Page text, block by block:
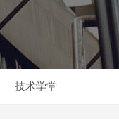
技术学堂